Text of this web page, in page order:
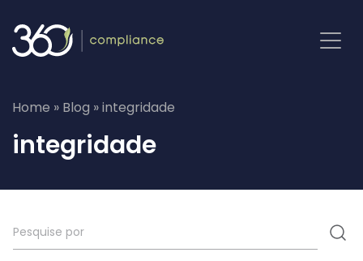
para
Home » Blog »integridade
integridade